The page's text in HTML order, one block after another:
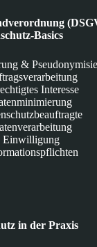
Basics
&
Interesse
Einwilligung
in der Praxis